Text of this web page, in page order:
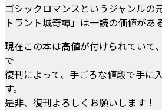
ゴシックロマンスというジャンルの
トラント城奇譚」は一読の価値があ
現在この本は高値が付けられていて
で
復刊によって、手ごろな値段で手に
す。
是非、復刊よろしくお願いします！